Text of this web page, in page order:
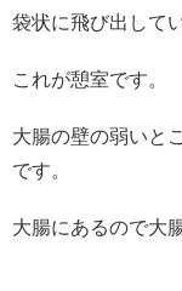
袋状に飛び出して
これが憩室です。
大腸の壁の弱いと
です。
大腸にあるので大